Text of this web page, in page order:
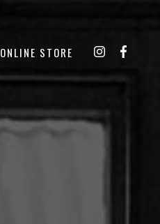
ONLINE STORE